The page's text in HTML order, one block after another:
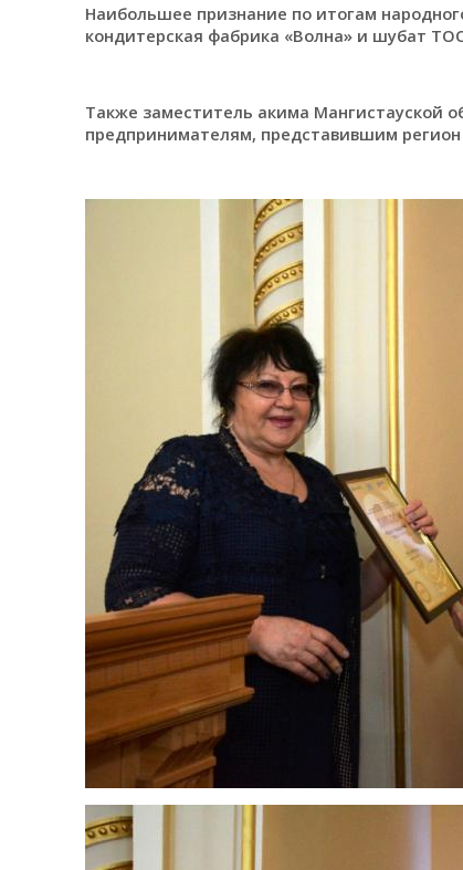
Наибольшее признание по итогам
кондитерская фабрика «Волна» и шубат
Также заместитель акима Мангистауской
предпринимателям, представившим регион